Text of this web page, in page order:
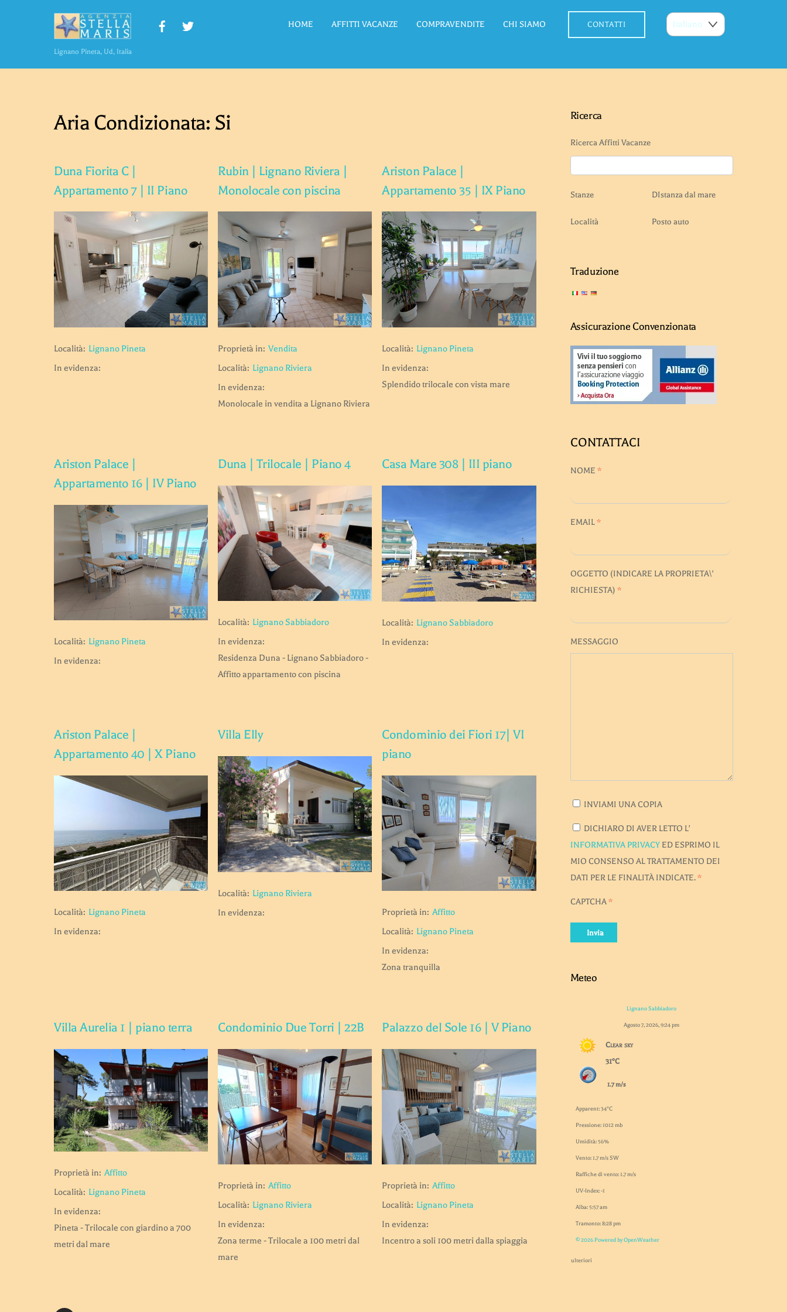
Lignano Pineta, Ud, Italia
HOME AFFITTI VACANZE COMPRAVENDITE CHI SIAMO CONTATTI
Aria Condizionata:Si
Duna Fiorita C |
Appartamento 7 | II Piano
Località: Lignano Pineta
In evidenza:
Rubin | Lignano Riviera |
Monolocale con piscina
Proprietà in: Vendita
Località: Lignano Riviera
In evidenza:
Monolocale in vendita a Lignano Riviera
Ariston Palace |
Appartamento 35 | IX Piano
Località: Lignano Pineta
In evidenza:
Splendido trilocale con vista mare
Ariston Palace |
Appartamento 16 | IV Piano
Località: Lignano Pineta
In evidenza:
Duna | Trilocale | Piano 4
Località: Lignano Sabbiadoro
In evidenza:
Residenza Duna - Lignano Sabbiadoro -
Affitto appartamento con piscina
Casa Mare 308 | III piano
Località: Lignano Sabbiadoro
In evidenza:
Ariston Palace |
Appartamento 40 | X Piano
Località: Lignano Pineta
In evidenza:
Villa Elly
Località: Lignano Riviera
In evidenza:
Condominio dei Fiori 17| VI
piano
Proprietà in: Affitto
Località: Lignano Pineta
In evidenza:
Zona tranquilla
Villa Aurelia 1 | piano terra
Proprietà in: Affitto
Località: Lignano Pineta
In evidenza:
Pineta - Trilocale con giardino a 700
metri dal mare
Condominio Due Torri | 22B
Proprietà in: Affitto
Località: Lignano Riviera
In evidenza:
Zona terme - Trilocale a 100 metri dal
mare
Palazzo del Sole 16 | V Piano
Proprietà in: Affitto
Località: Lignano Pineta
In evidenza:
Incentro a soli 100 metri dalla spiaggia
Ricerca
Ricerca Affitti Vacanze
Stanze
Località
DIstanza dal mare
Posto auto
Traduzione
Assicurazione Convenzionata
CONTATTACI
NOME *
EMAIL*
OGGETTO (INDICARE LA PROPRIETA\'
RICHIESTA) *
MESSAGGIO
INVIAMI UNA COPIA
DICHIARO DI AVER LETTO L'
INFORMATIVA PRIVACYED ESPRIMO IL
MIO CONSENSO AL TRATTAMENTO DEI
DATI PER LE FINALITÀ INDICATE.*
CAPTCHA*
Invia
Meteo
Lignano Sabbiadoro
Agosto 7, 2026, 9:24 pm
Clear sky
31°C
1.7 m/s
Apparent: 34°C
Pressione: 1012 mb
Umidità: 56%
Vento: 1.7 m/s SW
Raffiche di vento: 1.7 m/s
UV-Index: -1
Alba: 5:57 am
Tramonto: 8:28 pm
© 2026 Powered by OpenWeather
ulteriori